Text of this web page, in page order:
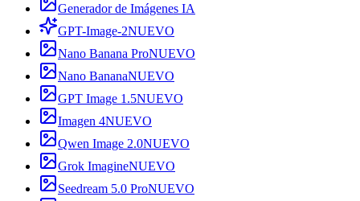
Generador de Imágenes IA
GPT-Image-2NUEVO
Nano Banana ProNUEVO
Nano BananaNUEVO
GPT Image 1.5NUEVO
Imagen 4NUEVO
Qwen Image 2.0NUEVO
Grok ImagineNUEVO
Seedream 5.0 ProNUEVO